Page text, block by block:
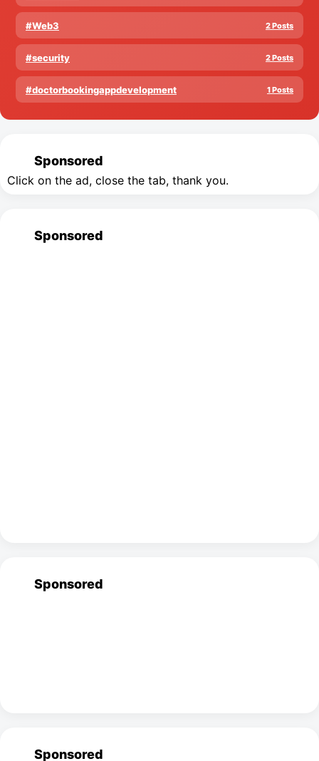
#Web3 2 Posts
#security 2 Posts
#doctorbookingappdevelopment 1 Posts
Sponsored
Click on the ad, close the tab, thank you.
Sponsored
Sponsored
Sponsored